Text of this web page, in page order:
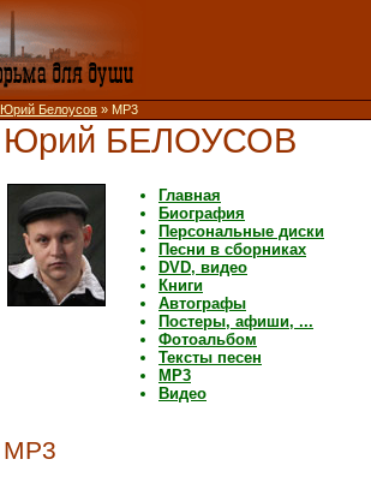
Юрий Белоусов » MP3
Юрий БЕЛОУСОВ
Главная
Биография
Персональные диски
Песни в сборниках
DVD, видео
Книги
Автографы
Постеры, афиши, ...
Фотоальбом
Тексты песен
MP3
Видео
MP3